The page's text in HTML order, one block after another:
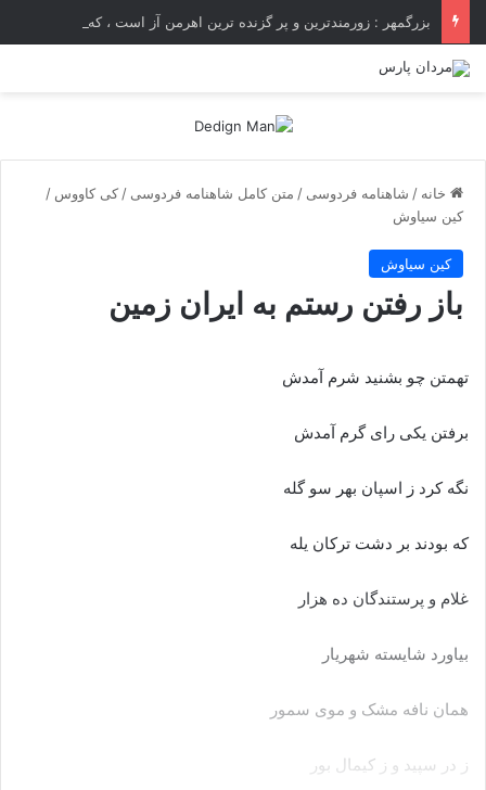
خانه / شاهنامه فردوسی / متن کامل شاهنامه فردوسی / کی کاووس /
کین سیاوش
کین سیاوش
باز رفتن رستم به ایران زمین
تهمتن چو بشنید شرم آمدش
برفتن یکى راى گرم آمدش‏
نگه کرد ز اسپان بهر سو گله
که بودند بر دشت ترکان یله‏
غلام و پرستندگان ده هزار
بیاورد شایسته شهریار
همان نافه مشک و موى سمور
ز در سپید و ز کیمال بور